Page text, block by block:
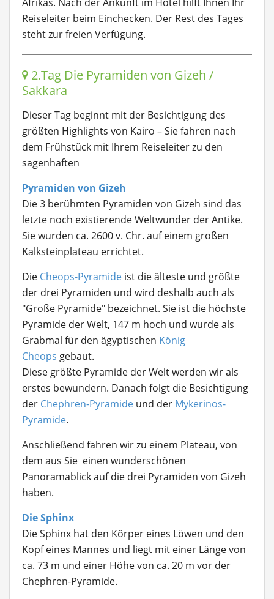
Reiseleiter beim Einchecken. Der Rest des Tages
steht zur freien Verfügung.
2.Tag Die Pyramiden von Gizeh /
Sakkara
Dieser Tag beginnt mit der Besichtigung des
größten Highlights von Kairo – Sie fahren nach
dem Frühstück mit Ihrem Reiseleiter zu den
sagenhaften
Pyramiden von Gizeh
Die 3 berühmten Pyramiden von Gizeh sind das
letzte noch existierende Weltwunder der Antike.
Sie wurden ca. 2600 v. Chr. auf einem großen
Kalksteinplateau errichtet.
Die Cheops-Pyramide ist die älteste und größte
der drei Pyramiden und wird deshalb auch als
"Große Pyramide" bezeichnet. Sie ist die höchste
Pyramide der Welt, 147 m hoch und wurde als
Grabmal für den ägyptischen König
Cheops gebaut.
Diese größte Pyramide der Welt werden wir als
erstes bewundern. Danach folgt die Besichtigung
der Chephren-Pyramide und der Mykerinos-
Pyramide.
Anschließend fahren wir zu einem Plateau, von
dem aus Sie einen wunderschönen
Panoramablick auf die drei Pyramiden von Gizeh
haben.
Die Sphinx
Die Sphinx hat den Körper eines Löwen und den
Kopf eines Mannes und liegt mit einer Länge von
ca. 73 m und einer Höhe von ca. 20 m vor der
Chephren-Pyramide.